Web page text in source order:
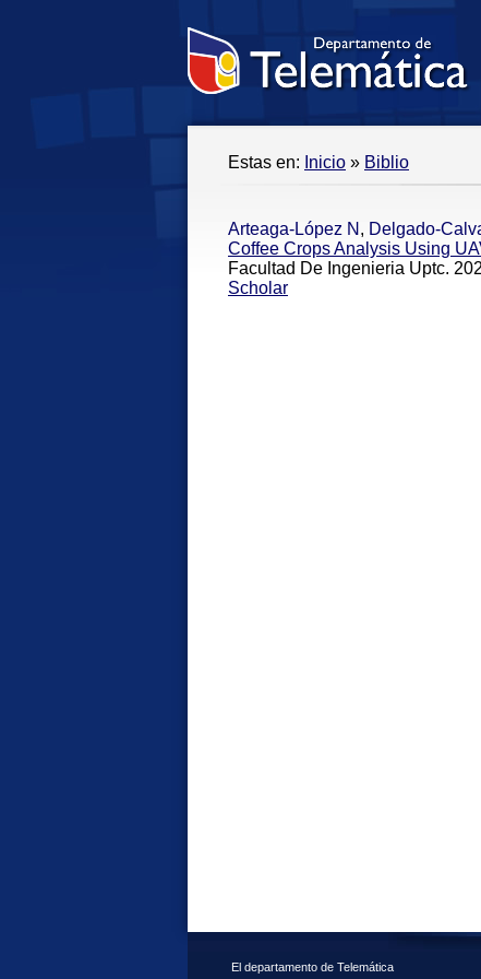
Estas en: Inicio » Biblio
Arteaga-López N , Delgado-
Coffee Crops Analysis Using
Facultad De Ingenieria Uptc.
Scholar
El departamento de Telemática